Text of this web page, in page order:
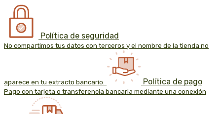
Política de seguridad
No compartimos tus datos con terceros y el nombre de la tienda no
aparece en tu extracto bancario. Política de pago
Pago con tarjeta o transferencia bancaria mediante una conexión